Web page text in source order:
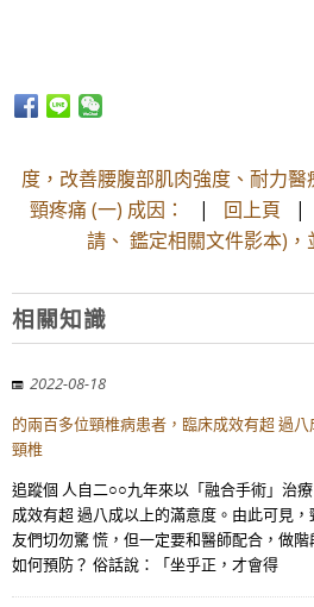
度，改善腰腹部肌肉強度、耐力
頸疼痛 (一) 成因：
| 回上頁 |
請、 鑑定相關文件影本)
相關知識
2022-08-18
的兩百多位頸椎病患者，臨床成效有超 過
頸椎
追蹤個 人自二○○九年來以「融合手術」治
成效有超 過八成以上的滿意度。由此可見
友們切勿驚 慌，但一定要和醫師配合，做
如何預防？ 俗話說：「坐乎正，才會得